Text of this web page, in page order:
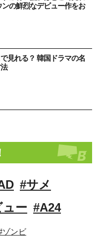
ンの鮮烈なデビュー作をお
で見れる？ 韓国ドラマの名
#サメ
ー #A24
ゾンビ